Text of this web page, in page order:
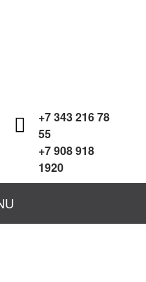
+7 343 216 78
55
+7 908 918
1920